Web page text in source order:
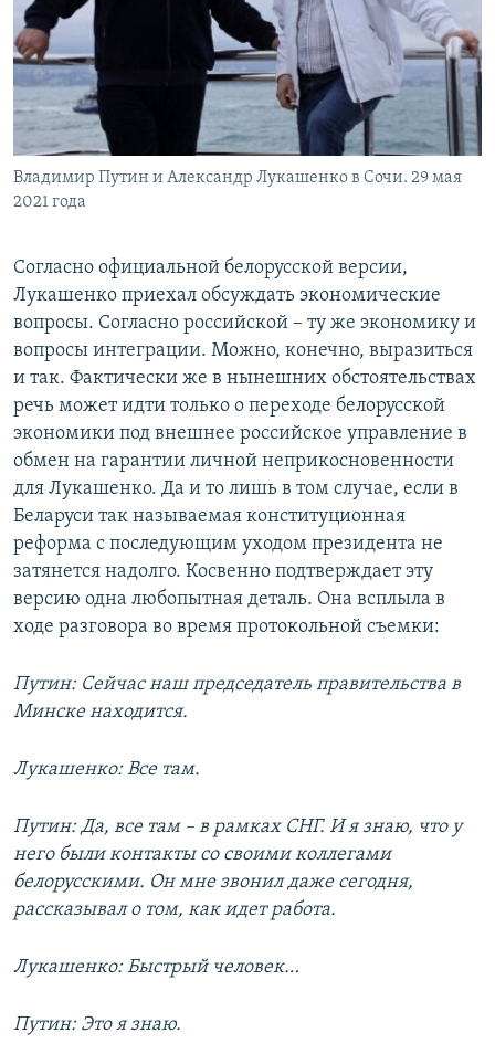
Владимир Путин и Александр Лукашенко в Сочи. 29 мая
2021 года
Согласно официальной белорусской версии,
Лукашенко приехал обсуждать экономические
вопросы. Согласно российской – ту же экономику и
вопросы интеграции. Можно, конечно, выразиться
и так. Фактически же в нынешних обстоятельствах
речь может идти только о переходе белорусской
экономики под внешнее российское управление в
обмен на гарантии личной неприкосновенности
для Лукашенко. Да и то лишь в том случае, если в
Беларуси так называемая конституционная
реформа с последующим уходом президента не
затянется надолго. Косвенно подтверждает эту
версию одна любопытная деталь. Она всплыла в
ходе разговора во время протокольной съемки:
Путин: Сейчас наш председатель правительства в
Минске находится.
Лукашенко: Все там.
Путин: Да, все там – в рамках СНГ. И я знаю, что у
него были контакты со своими коллегами
белорусскими. Он мне звонил даже сегодня,
рассказывал о том, как идет работа.
Лукашенко: Быстрый человек…
Путин: Это я знаю.